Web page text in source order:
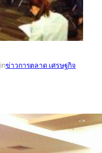
inข่าวการตลาด เศรษฐกิจ